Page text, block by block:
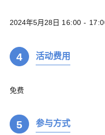
2024年5月28日 16:00 -
4 活动费用
免费
5 参与方式